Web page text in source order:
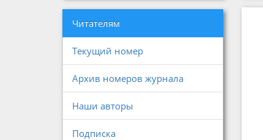
Читателям
Текущий номер
Архив номеров журнала
Наши авторы
Подписка